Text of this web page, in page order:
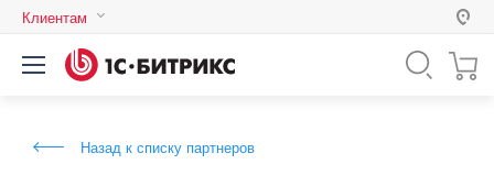
Клиентам
Россия
Назад к списку партнеров